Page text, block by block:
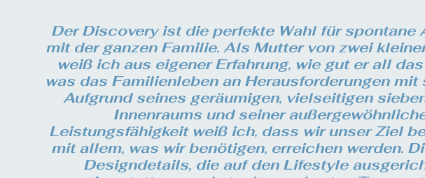
Der Discovery ist die perfekte Wahl für spontane
mit der ganzen Familie. Als Mutter von zwei
weiß ich aus eigener Erfahrung, wie gut er all
was das Familienleben an Herausforderungen mit
Aufgrund seines geräumigen, vielseitigen
Innenraums und seiner
Leistungsfähigkeit weiß ich, dass wir unser Ziel
mit allem, was wir benötigen, erreichen werden.
Designdetails, die auf den Lifestyle